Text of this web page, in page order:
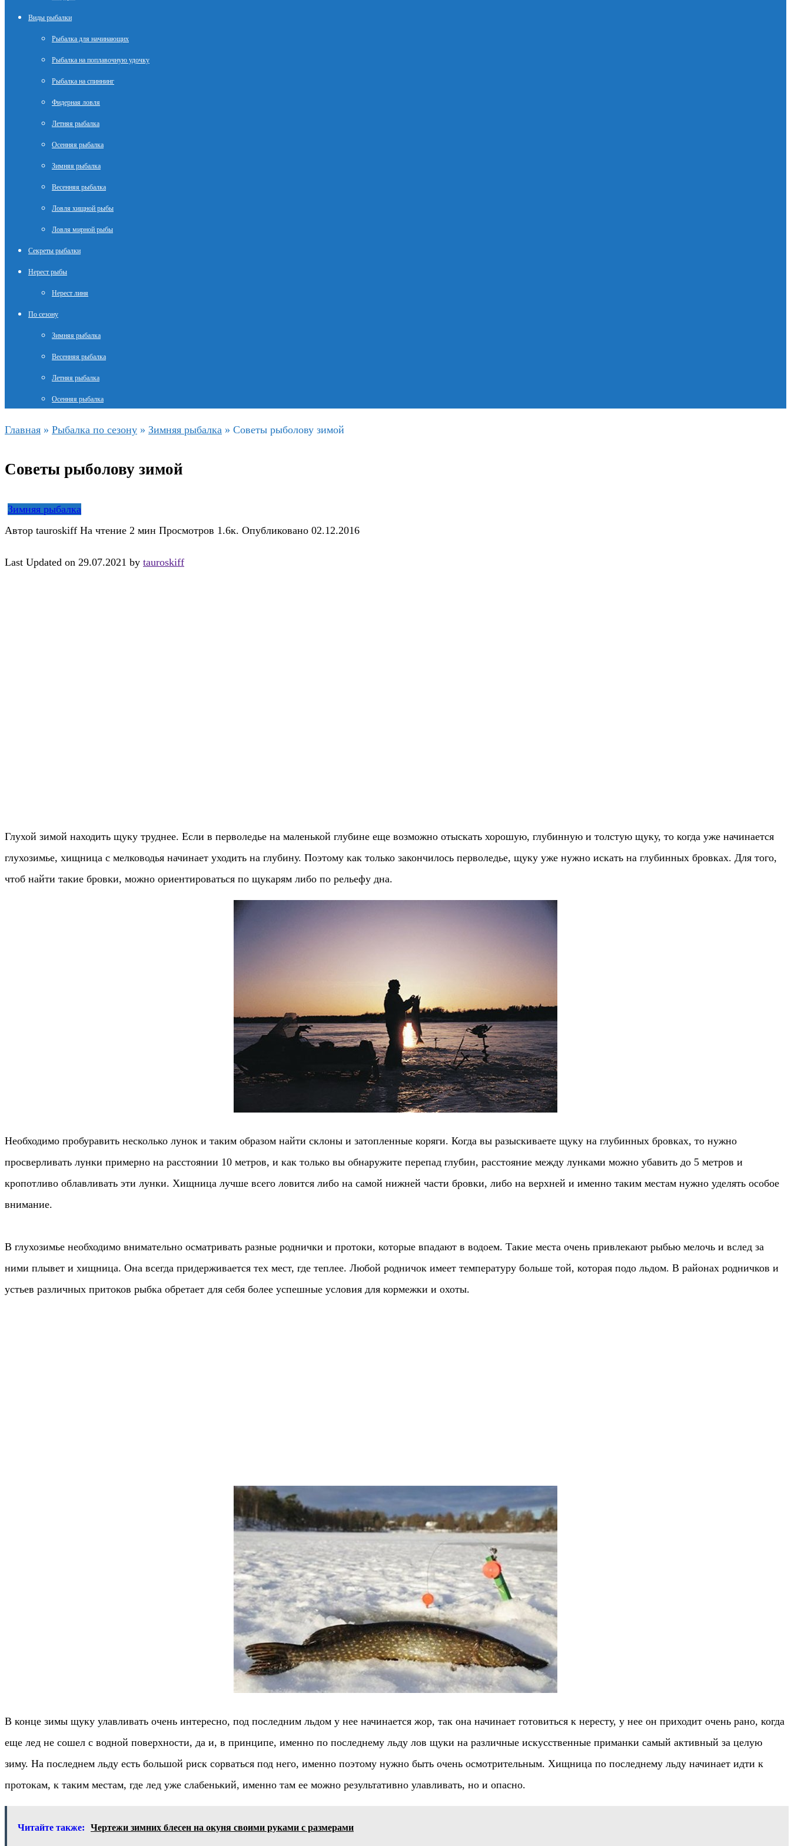
Виды рыбалки
Рыбалка для начинающих
Рыбалка на поплавочную удочку
Рыбалка на спиннинг
Фидерная ловля
Летняя рыбалка
Осенняя рыбалка
Зимняя рыбалка
Весенняя рыбалка
Ловля хищной рыбы
Ловля мирной рыбы
Секреты рыбалки
Нерест рыбы
Нерест линя
По сезону
Зимняя рыбалка
Весенняя рыбалка
Летняя рыбалка
Осенняя рыбалка
Главная » Рыбалка по сезону » Зимняя рыбалка » Советы рыболову зимой
Советы рыболову зимой
Зимняя рыбалка
Автор tauroskiff На чтение 2 мин Просмотров 1.6к. Опубликовано 02.12.2016
Last Updated on 29.07.2021 by tauroskiff
Глухой зимой находить щуку труднее. Если в перволедье на маленькой глубине еще возможно отыскать хорошую, глубинную и толстую щуку, то когда уже начинается
глухозимье, хищница с мелководья начинает уходить на глубину. Поэтому как только закончилось перволедье, щуку уже нужно искать на глубинных бровках. Для того,
чтоб найти такие бровки, можно ориентироваться по щукарям либо по рельефу дна.
Необходимо пробуравить несколько лунок и таким образом найти склоны и затопленные коряги. Когда вы разыскиваете щуку на глубинных бровках, то нужно
просверливать лунки примерно на расстоянии 10 метров, и как только вы обнаружите перепад глубин, расстояние между лунками можно убавить до 5 метров и
кропотливо облавливать эти лунки. Хищница лучше всего ловится либо на самой нижней части бровки, либо на верхней и именно таким местам нужно уделять особое
внимание.
В глухозимье необходимо внимательно осматривать разные роднички и протоки, которые впадают в водоем. Такие места очень привлекают рыбью мелочь и вслед за
ними плывет и хищница. Она всегда придерживается тех мест, где теплее. Любой родничок имеет температуру больше той, которая подо льдом. В районах родничков и
устьев различных притоков рыбка обретает для себя более успешные условия для кормежки и охоты.
В конце зимы щуку улавливать очень интересно, под последним льдом у нее начинается жор, так она начинает готовиться к нересту, у нее он приходит очень рано, когда
еще лед не сошел с водной поверхности, да и, в принципе, именно по последнему льду лов щуки на различные искусственные приманки самый активный за целую
зиму. На последнем льду есть большой риск сорваться под него, именно поэтому нужно быть очень осмотрительным. Хищница по последнему льду начинает идти к
протокам, к таким местам, где лед уже слабенький, именно там ее можно результативно улавливать, но и опасно.
Читайте также: Чертежи зимних блесен на окуня своими руками с размерами